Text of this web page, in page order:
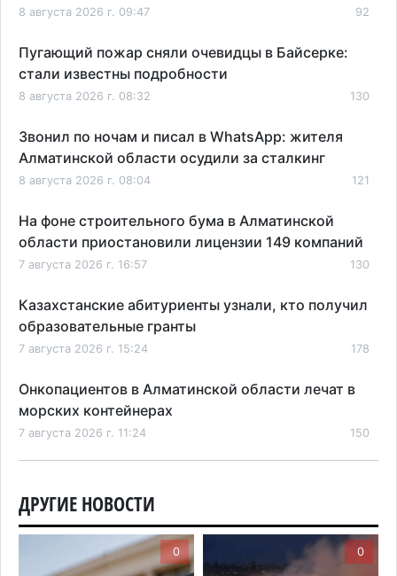
8 августа 2026 г. 09:47 92
Пугающий пожар сняли очевидцы в Байсерке:
стали известны подробности
8 августа 2026 г. 08:32 130
Звонил по ночам и писал в WhatsApp: жителя
Алматинской области осудили за сталкинг
8 августа 2026 г. 08:04 121
На фоне строительного бума в Алматинской
области приостановили лицензии 149 компаний
7 августа 2026 г. 16:57 130
Казахстанские абитуриенты узнали, кто получил
образовательные гранты
7 августа 2026 г. 15:24 178
Онкопациентов в Алматинской области лечат в
морских контейнерах
7 августа 2026 г. 11:24 150
отходы: пожар охватил 300 квадратных метров
карьера
7 августа 2026 г. 09:52 184
ДРУГИЕ НОВОСТИ
0 0